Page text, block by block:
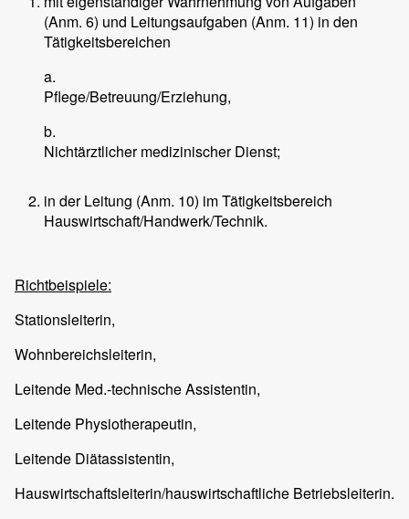
(Anm. 6) und Leitungsaufgaben (Anm. 11) in den
Tätigkeitsbereichen
a.
Pflege/Betreuung/Erziehung,
b.
Nichtärztlicher medizinischer Dienst;
in der Leitung (Anm. 10) im Tätigkeitsbereich
Hauswirtschaft/Handwerk/Technik.
Richtbeispiele:
Stationsleiterin,
Wohnbereichsleiterin,
Leitende Med.-technische Assistentin,
Leitende Physiotherapeutin,
Leitende Diätassistentin,
Hauswirtschaftsleiterin/hauswirtschaftliche Betriebsleiterin.